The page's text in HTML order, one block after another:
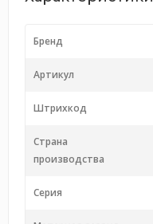
Бренд
Артикул
Штрихкод
Страна
производства
Серия